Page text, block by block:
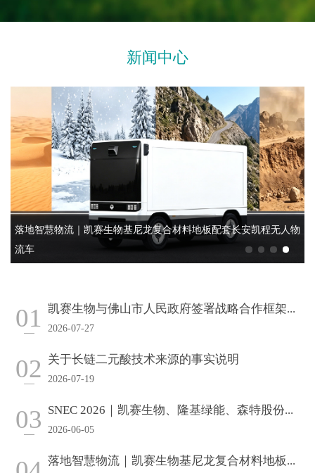
新闻中心
凯赛生物与佛山市人民政府签署战略合作框架协议
01 凯赛生物与佛山市人民政府签署战略合作框架...
2026-07-27
02 关于长链二元酸技术来源的事实说明
2026-07-19
03 SNEC 2026｜凯赛生物、隆基绿能、森特股份...
2026-06-05
落地智慧物流｜凯赛生物基尼龙复合材料地板...